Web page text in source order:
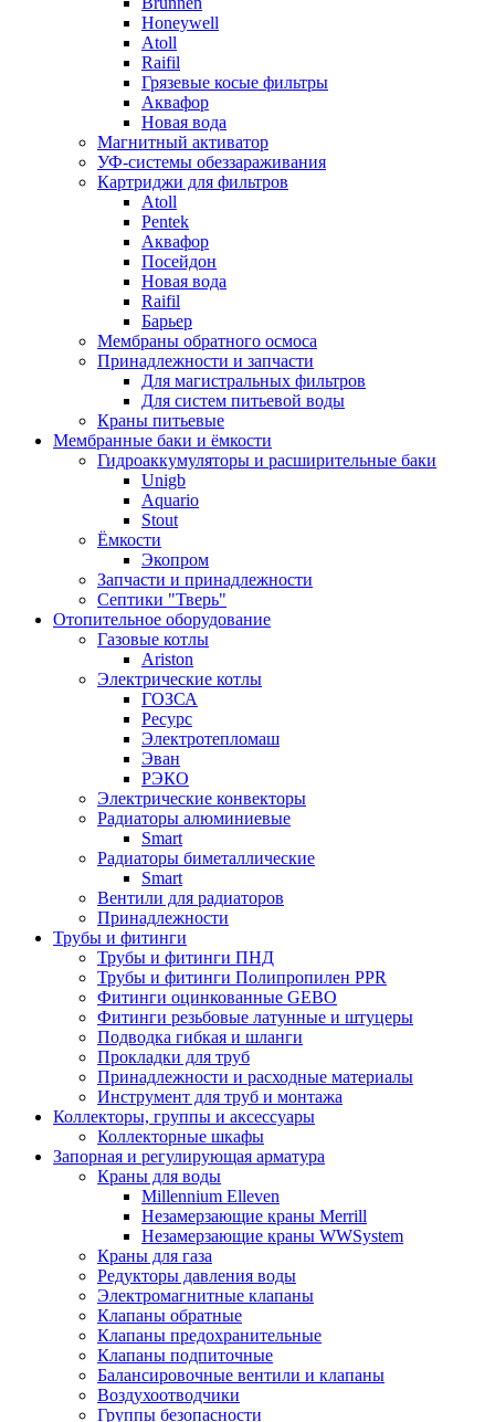
Honeywell
Atoll
Raifil
Грязевые косые фильтры
Аквафор
Новая вода
Магнитный активатор
УФ-системы обеззараживания
Картриджи для фильтров
Atoll
Pentek
Аквафор
Посейдон
Новая вода
Raifil
Барьер
Мембраны обратного осмоса
Принадлежности и запчасти
Для магистральных фильтров
Для систем питьевой воды
Краны питьевые
Мембранные баки и ёмкости
Гидроаккумуляторы и расширительные баки
Unigb
Aquario
Stout
Ёмкости
Экопром
Запчасти и принадлежности
Септики "Тверь"
Отопительное оборудование
Газовые котлы
Ariston
Электрические котлы
ГОЗСА
Ресурс
Электротепломаш
Эван
РЭКО
Электрические конвекторы
Радиаторы алюминиевые
Smart
Радиаторы биметаллические
Smart
Вентили для радиаторов
Принадлежности
Трубы и фитинги
Трубы и фитинги ПНД
Трубы и фитинги Полипропилен PPR
Фитинги оцинкованные GEBO
Фитинги резьбовые латунные и штуцеры
Подводка гибкая и шланги
Прокладки для труб
Принадлежности и расходные материалы
Инструмент для труб и монтажа
Коллекторы, группы и аксессуары
Коллекторные шкафы
Запорная и регулирующая арматура
Краны для воды
Millennium Elleven
Незамерзающие краны Merrill
Незамерзающие краны WWSystem
Краны для газа
Редукторы давления воды
Электромагнитные клапаны
Клапаны обратные
Клапаны предохранительные
Клапаны подпиточные
Балансировочные вентили и клапаны
Воздухоотводчики
Группы безопасности